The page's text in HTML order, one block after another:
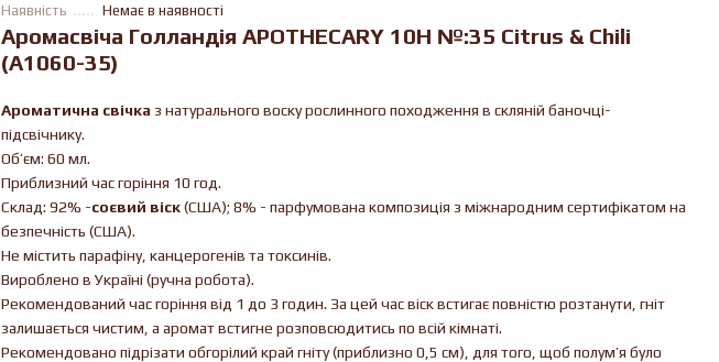
Наявність Немає в наявності
Аромасвіча Голландiя APOTHECARY 10H №:35 Citrus & Chili
(A1060-35)
Ароматична свічка з натурального воску рослинного походження в скляній баночці-
підсвічнику.
Об’єм: 60 мл.
Приблизний час горіння 10 год.
Склад: 92% -соєвий віск(США); 8% - парфумована композиція з міжнародним сертифікатом на
безпечність (США).
Не містить парафіну, канцерогенів та токсинів.
Вироблено в Україні (ручна робота).
Рекомендований час горіння від 1 до 3 годин. За цей час віск встигає повністю розтанути, гніт
залишається чистим, а аромат встигне розповсюдитись по всій кімнаті.
Рекомендовано підрізати обгорілий край гніту (приблизно 0,5 см), для того, щоб полум’я було